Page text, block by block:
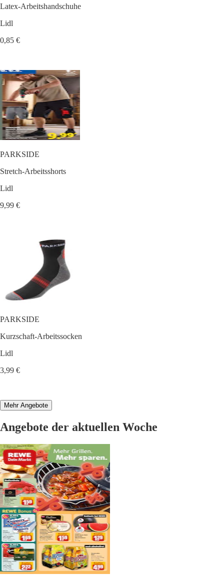
Latex-Arbeitshandschuhe
Lidl
0,85 €
PARKSIDE
Stretch-Arbeitsshorts
Lidl
9,99 €
PARKSIDE
Kurzschaft-Arbeitssocken
Lidl
3,99 €
Mehr Angebote
Angebote der aktuellen Woche